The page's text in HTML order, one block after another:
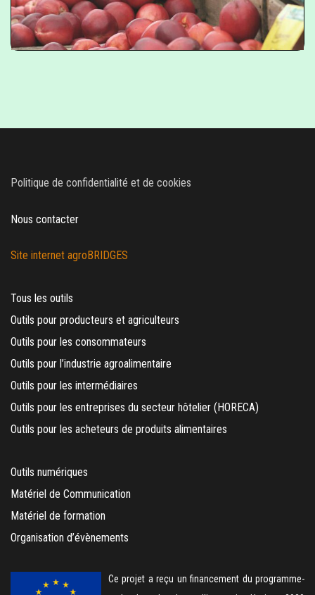
Explorer l’outil
Politique de confidentialité et de cookies
Nous contacter
Site internet agroBRIDGES
Tous les outils
Outils pour producteurs et agriculteurs
Outils pour les consommateurs
Outils pour l’industrie agroalimentaire
Outils pour les intermédiaires
Outils pour les entreprises du secteur hôtelier (HORECA)
Outils pour les acheteurs de produits alimentaires
Outils numériques
Matériel de Communication
Matériel de formation
Organisation d’évènements
Ce projet a reçu un financement du programme-